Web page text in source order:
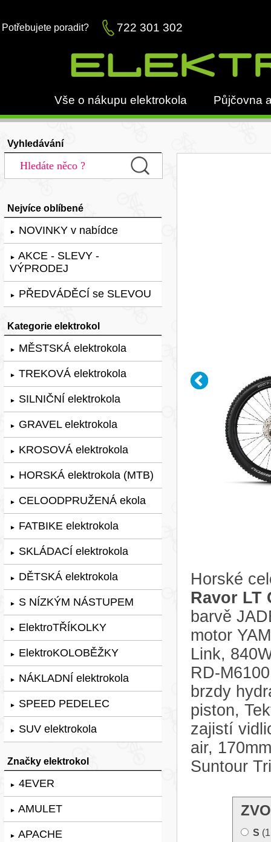
Potřebujete poradit? 722 301 302
Vše o nákupu elektrokola Půjčovna
Vyhledávání
Nejvíce oblíbené
► NOVINKY v nabídce
► AKCE - SLEVY -
VÝPRODEJ
► PŘEDVÁDĚCÍ se SLEVOU
Kategorie elektrokol
► MĚSTSKÁ elektrokola
► TREKOVÁ elektrokola
► SILNIČNÍ elektrokola
► GRAVEL elektrokola
► KROSOVÁ elektrokola
► HORSKÁ elektrokola (MTB)
► CELOODPRUŽENÁ ekola
► FATBIKE elektrokola
► SKLÁDACÍ elektrokola
► DĚTSKÁ elektrokola
► S NÍZKÝM NÁSTUPEM
► ElektroTŘÍKOLKY
► ElektroKOLOBĚŽKY
► NÁKLADNÍ elektrokola
► SPEED PEDELEC
► SUV elektrokola
Značky elektrokol
► 4EVER
► AMULET
► APACHE
Horské
Ravor LT
barvě
motor
Link,
RD-
brzdy
piston,
zajistí
air,
Suntour
S